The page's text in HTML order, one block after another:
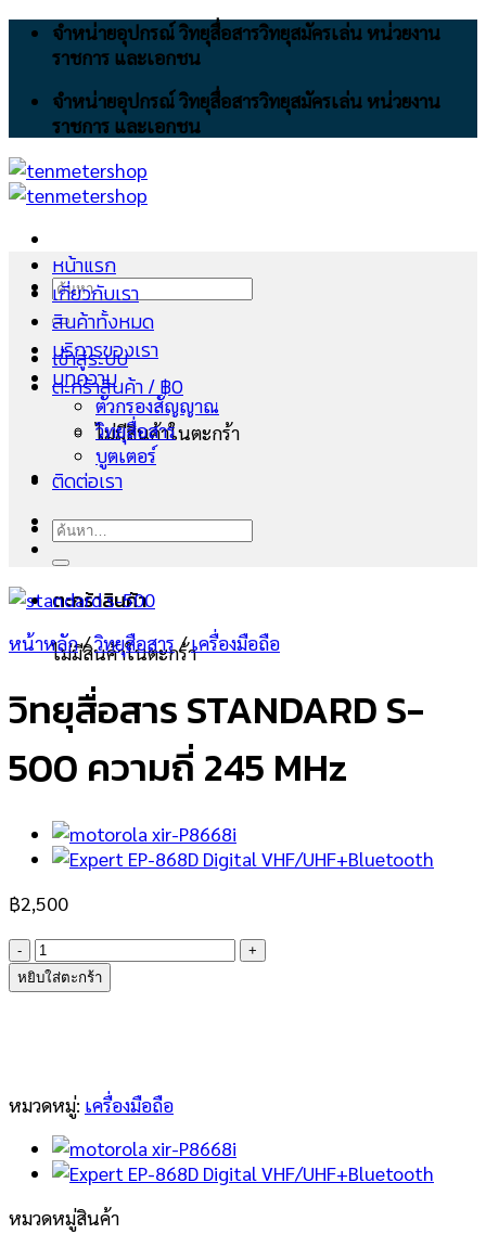
Skip
จำหน่ายอุปกรณ์ วิทยุสื่อสารวิทยุสมัครเล่น หน่วยงาน
ราชการ และเอกชน
จำหน่ายอุปกรณ์ วิทยุสื่อสารวิทยุสมัครเล่น หน่วยงาน
ราชการ และเอกชน
ค้นหา:
เข้าสู่ระบบ
ตะกร้าสินค้า /฿0
ไม่มีสินค้าในตะกร้า
ตะกร้าสินค้า
ไม่มีสินค้าในตะกร้า
หน้าแรก
เกี่ยวกับเรา
สินค้าทั้งหมด
บริการของเรา
บทความ
ตัวกรองสัญญาณ
วิทยุสื่อสาร
บูตเตอร์
ติดต่อเรา
ค้นหา:
หน้าหลัก/วิทยุสือสาร / เครื่องมือถือ
วิทยุสื่อสาร STANDARD S-
500 ความถี่ 245 MHz
฿2,500
จำนวน
วิทยุ
สื่อสาร
ความถี่
245
MHz
ชิ้น
หยิบใส่ตะกร้า
หมวดหมู่: เครื่องมือถือ
หมวดหมู่สินค้า